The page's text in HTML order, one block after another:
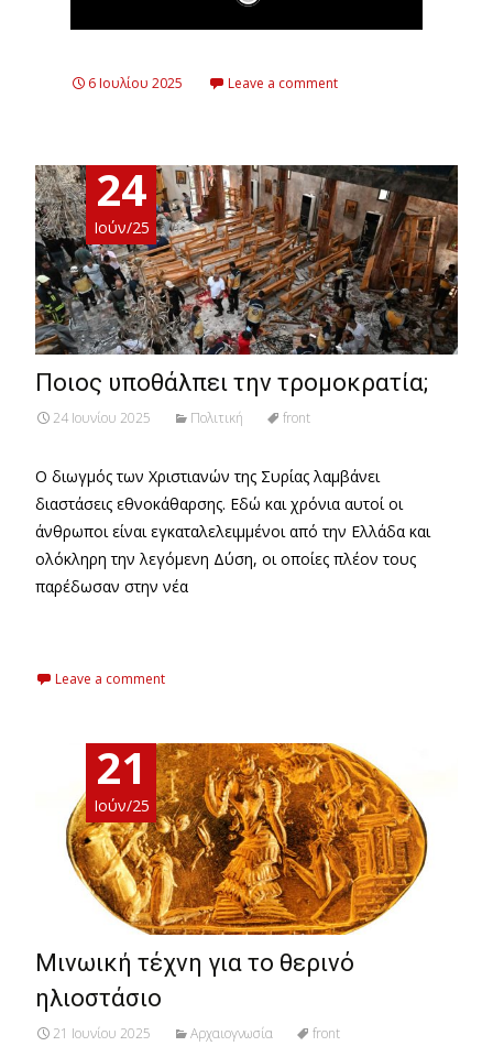
6 Ιουλίου 2025 Leave a comment
24
Ιούν/25
Ποιος υποθάλπει την τρομοκρατία;
24 Ιουνίου 2025 Πολιτική front
Ο διωγμός των Χριστιανών της Συρίας λαμβάνει
διαστάσεις εθνοκάθαρσης. Εδώ και χρόνια αυτοί οι
άνθρωποι είναι εγκαταλελειμμένοι από την Ελλάδα και
ολόκληρη την λεγόμενη Δύση, οι οποίες πλέον τους
παρέδωσαν στην νέα
Leave a comment
21
Ιούν/25
Μινωική τέχνη για το θερινό
ηλιοστάσιο
21 Ιουνίου 2025 Αρχαιογνωσία front